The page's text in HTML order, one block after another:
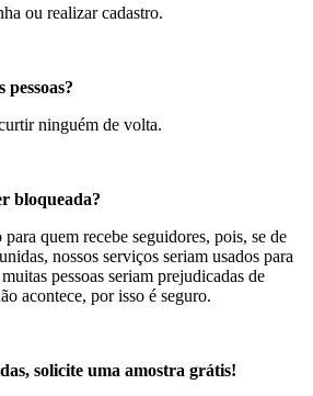
ou realizar cadastro.
ninguém de volta.
bloqueada?
quem recebe seguidores, pois, se de
nossos serviços seriam usados para
pessoas seriam prejudicadas de
acontece, por isso é seguro.
solicite uma amostra grátis!